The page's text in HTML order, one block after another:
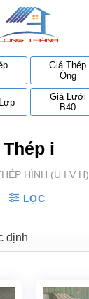
Giá Thép
Ống
Giá Lưới
B40
Thép i
HÌNH (U I V H)
LỌC